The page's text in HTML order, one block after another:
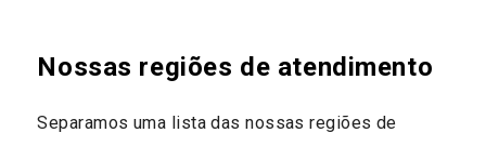
Nossas regiões de atendimento
Separamos uma lista das nossas regiões de